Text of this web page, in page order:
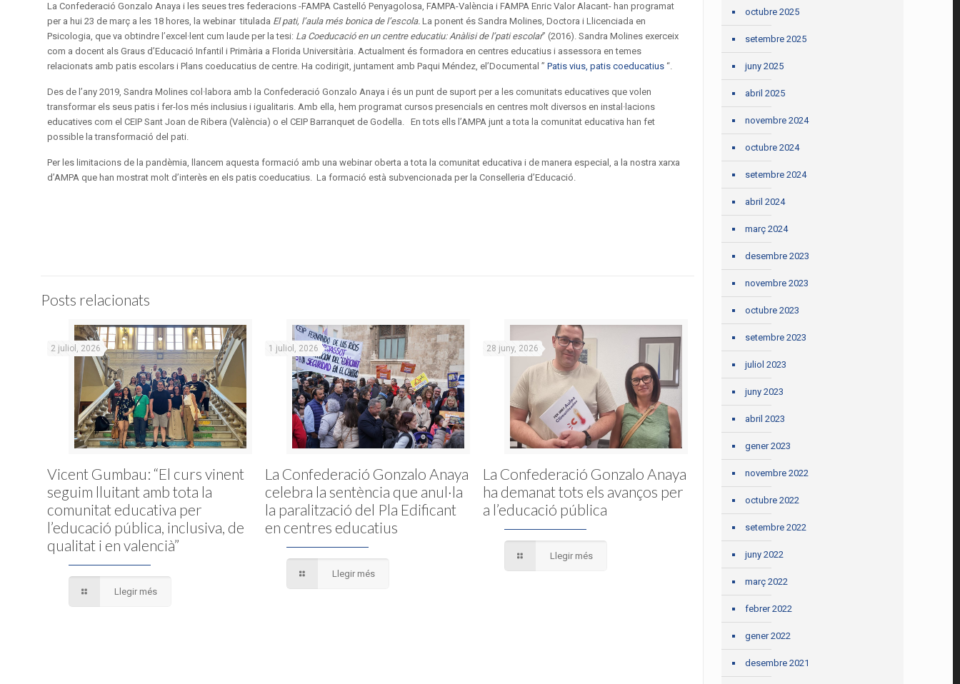
La Confederació Gonzalo Anaya i les seues tres federacions -FAMPA Castelló Penyagolosa, FAMPA-València i FAMPA Enric Valor Alacant- han programat
per a hui 23 de març a les 18 hores, la webinar titulada El pati, l’aula més bonica de l’escola.La ponent és Sandra Molines, Doctora i Llicenciada en
Psicologia, que va obtindre l’excel·lent cum laude per la tesi: La Coeducació en un centre educatiu: Anàlisi de l’pati escolar” (2016). Sandra Molines exerceix
com a docent als Graus d’Educació Infantil i Primària a Florida Universitària.Actualment és formadora en centres educatius i assessora en temes
relacionats amb patis escolars i Plans coeducatius de centre. Ha codirigit, juntament amb Paqui Méndez, el’Documental ”Patis vius, patis coeducatius “.
Des de l’any 2019, Sandra Molines col·labora amb la Confederació Gonzalo Anaya i és un punt de suport per a les comunitats educatives que volen
transformar els seus patis i fer-los més inclusius i igualitaris. Amb ella, hem programat cursos presencials en centres molt diversos en instal·lacions
educatives com el CEIP Sant Joan de Ribera (València) o el CEIP Barranquet de Godella. En tots ells l’AMPA junt a tota la comunitat educativa han fet
possible la transformació del pati.
Per les limitacions de la pandèmia, llancem aquesta formació amb una webinar oberta a tota la comunitat educativa i de manera especial, a la nostra xarxa
d’AMPA que han mostrat molt d’interès en els patis coeducatius. La formació està subvencionada per la Conselleria d’Educació.
Posts relacionats
2 juliol, 2026
Vicent Gumbau: “El curs vinent
seguim lluitant amb tota la
comunitat educativa per
l’educació pública, inclusiva, de
qualitat i en valencià”
Llegir més
1 juliol, 2026
La Confederació Gonzalo Anaya
celebra la sentència que anul·la
la paralització del Pla Edificant
en centres educatius
Llegir més
28 juny, 2026
La Confederació Gonzalo Anaya
ha demanat tots els avanços per
a l’educació pública
Llegir més
octubre 2025
setembre 2025
juny 2025
abril 2025
novembre 2024
octubre 2024
setembre 2024
abril 2024
març 2024
desembre 2023
novembre 2023
octubre 2023
setembre 2023
juliol 2023
juny 2023
abril 2023
gener 2023
novembre 2022
octubre 2022
setembre 2022
juny 2022
març 2022
febrer 2022
gener 2022
desembre 2021